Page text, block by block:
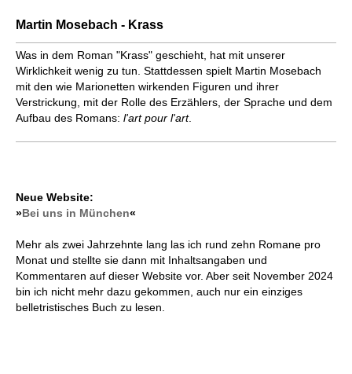
Martin Mosebach - Krass
Was in dem Roman "Krass" geschieht, hat mit unserer
Wirklichkeit wenig zu tun. Stattdessen spielt Martin Mosebach
mit den wie Marionetten wirkenden Figuren und ihrer
Verstrickung, mit der Rolle des Erzählers, der Sprache und dem
Aufbau des Romans: l'art pour l'art.
Neue Website:
»Bei uns in München«
Mehr als zwei Jahrzehnte lang las ich rund zehn Romane pro
Monat und stellte sie dann mit Inhaltsangaben und
Kommentaren auf dieser Website vor. Aber seit November 2024
bin ich nicht mehr dazu gekommen, auch nur ein einziges
belletristisches Buch zu lesen.